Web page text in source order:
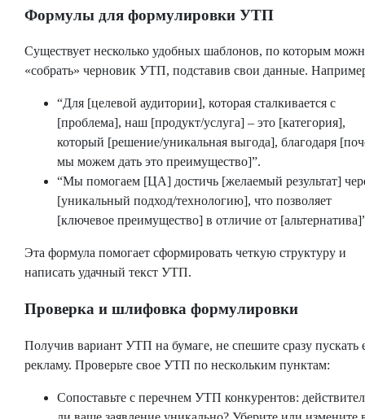
Формулы для формулировки УТП
Существует несколько удобных шаблонов, по которым
«собрать» черновик УТП, подставив свои данные.
“Для [целевой аудитории], которая сталкивается с
[проблема], наш [продукт/услуга] – это [категория],
который [решение/уникальная выгода], благодаря
мы можем дать это преимущество]”.
“Мы помогаем [ЦА] достичь [желаемый результат]
[уникальный подход/технологию], что позволяет
[ключевое преимущество] в отличие от
Эта формула помогает сформировать четкую структуру и
написать удачный текст УТП.
Проверка и шлифовка формулировки
Получив вариант УТП на бумаге, не спешите сразу пускать
рекламу. Проверьте свое УТП по нескольким пунктам:
Сопоставьте с перечнем УТП конкурентов: